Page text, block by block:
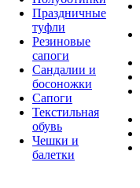
Праздничные
туфли
Резиновые
сапоги
Сандалии и
босоножки
Сапоги
Текстильная
обувь
Чешки и
балетки